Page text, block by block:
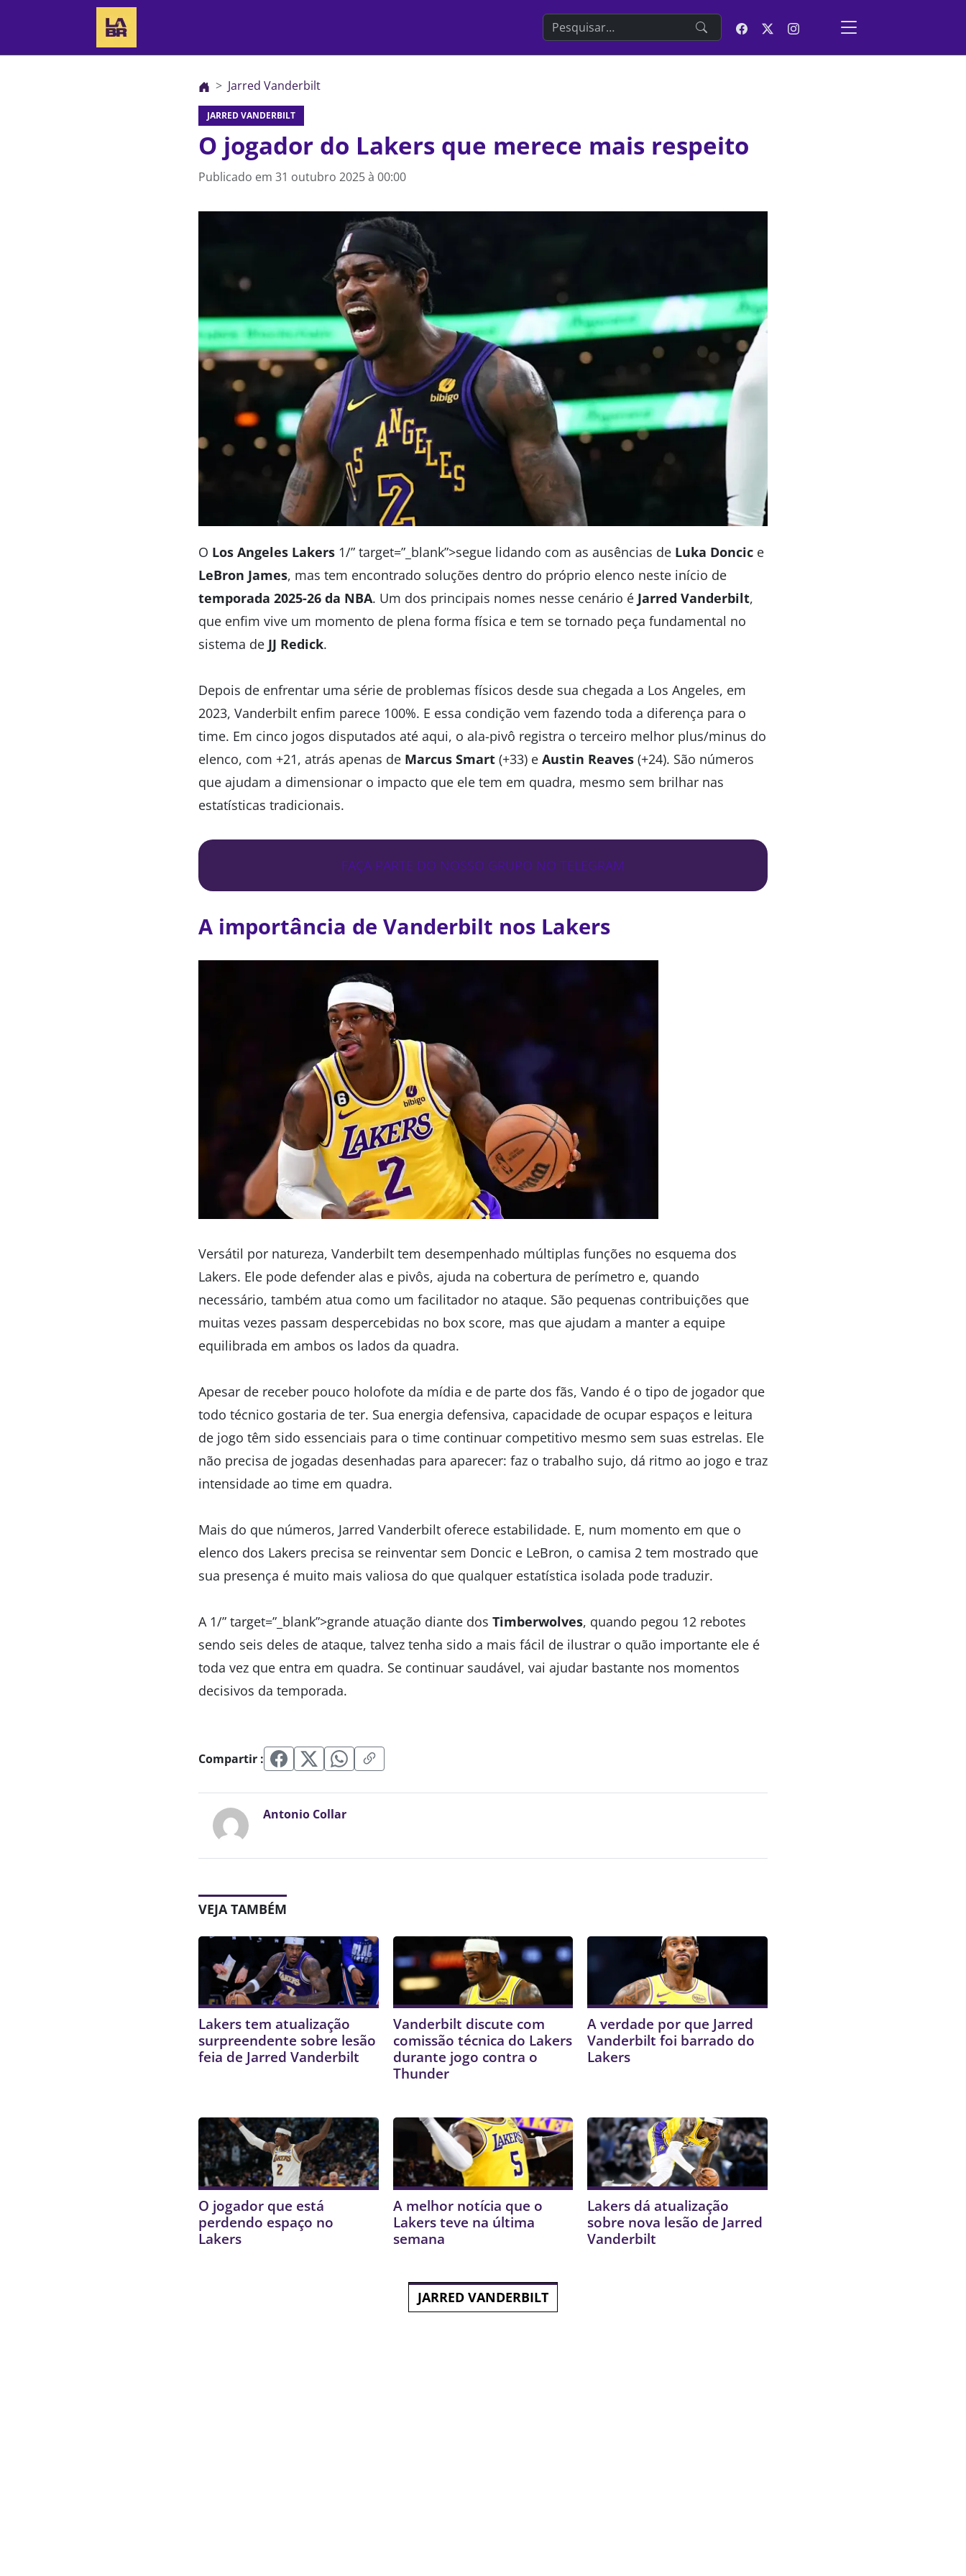
Search the website
Jarred Vanderbilt
JARRED VANDERBILT
O jogador do Lakers que merece mais respeito
Publicado em 31 outubro 2025 à 00:00
O Los Angeles Lakers 1/” target=”_blank”>segue lidando com as ausências de Luka Doncic e
LeBron James, mas tem encontrado soluções dentro do próprio elenco neste início de
temporada 2025-26 da NBA. Um dos principais nomes nesse cenário é Jarred Vanderbilt,
que enfim vive um momento de plena forma física e tem se tornado peça fundamental no
sistema de JJ Redick.
Depois de enfrentar uma série de problemas físicos desde sua chegada a Los Angeles, em
2023, Vanderbilt enfim parece 100%. E essa condição vem fazendo toda a diferença para o
time. Em cinco jogos disputados até aqui, o ala-pivô registra o terceiro melhor plus/minus do
elenco, com +21, atrás apenas de Marcus Smart (+33) e Austin Reaves (+24). São números
que ajudam a dimensionar o impacto que ele tem em quadra, mesmo sem brilhar nas
estatísticas tradicionais.
FAÇA PARTE DO NOSSO GRUPO NO TELEGRAM
A importância de Vanderbilt nos Lakers
Versátil por natureza, Vanderbilt tem desempenhado múltiplas funções no esquema dos
Lakers. Ele pode defender alas e pivôs, ajuda na cobertura de perímetro e, quando
necessário, também atua como um facilitador no ataque. São pequenas contribuições que
muitas vezes passam despercebidas no box score, mas que ajudam a manter a equipe
equilibrada em ambos os lados da quadra.
Apesar de receber pouco holofote da mídia e de parte dos fãs, Vando é o tipo de jogador que
todo técnico gostaria de ter. Sua energia defensiva, capacidade de ocupar espaços e leitura
de jogo têm sido essenciais para o time continuar competitivo mesmo sem suas estrelas. Ele
não precisa de jogadas desenhadas para aparecer: faz o trabalho sujo, dá ritmo ao jogo e traz
intensidade ao time em quadra.
Mais do que números, Jarred Vanderbilt oferece estabilidade. E, num momento em que o
elenco dos Lakers precisa se reinventar sem Doncic e LeBron, o camisa 2 tem mostrado que
sua presença é muito mais valiosa do que qualquer estatística isolada pode traduzir.
A 1/” target=”_blank”>grande atuação diante dos Timberwolves, quando pegou 12 rebotes
sendo seis deles de ataque, talvez tenha sido a mais fácil de ilustrar o quão importante ele é
toda vez que entra em quadra. Se continuar saudável, vai ajudar bastante nos momentos
decisivos da temporada.
Compartir :
Antonio Collar
VEJA TAMBÉM
Lakers tem atualização
surpreendente sobre lesão
feia de Jarred Vanderbilt
Vanderbilt discute com
comissão técnica do Lakers
durante jogo contra o
Thunder
A verdade por que Jarred
Vanderbilt foi barrado do
Lakers
O jogador que está
perdendo espaço no
Lakers
A melhor notícia que o
Lakers teve na última
semana
Lakers dá atualização
sobre nova lesão de Jarred
Vanderbilt
JARRED VANDERBILT